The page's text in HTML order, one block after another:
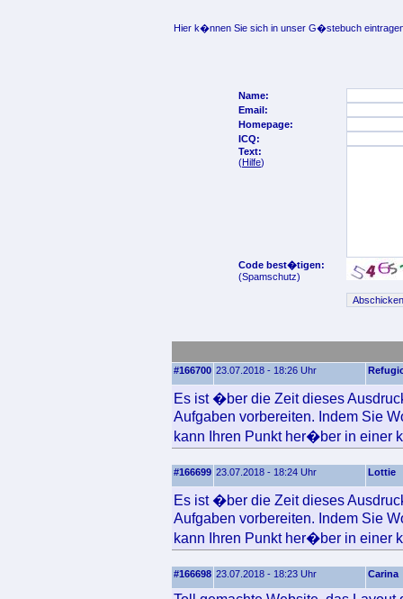
Hier k�nnen Sie sich in unser G�stebuch
Name:
Email:
Homepage:
ICQ:
Text:
(Hilfe)
Code best�tigen:
(Spamschutz)
#166700 23.07.2018 - 18:26 Uhr
Es ist �ber die Zeit dieses
Aufgaben vorbereiten. Indem Sie
kann Ihren Punkt her�ber in einer
#166699 23.07.2018 - 18:24 Uhr Lottie
Es ist �ber die Zeit dieses
Aufgaben vorbereiten. Indem Sie
kann Ihren Punkt her�ber in einer
#166698 23.07.2018 - 18:23 Uhr Carina